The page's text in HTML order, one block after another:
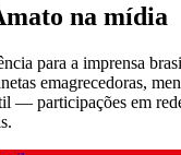
na mídia
para a imprensa
emagrecedoras,
— participações em